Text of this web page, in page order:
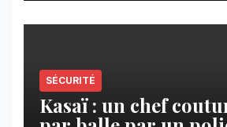
SÉCURITÉ
Kasaï : un chef